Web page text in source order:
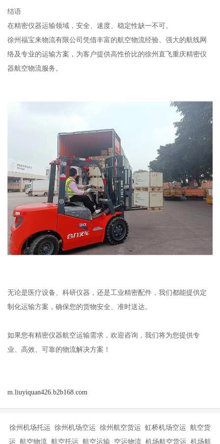
结语
在精密仪器运输领域，安全、速度、稳定性缺一不可。
徐州福宝来物流有限公司凭借丰富的航空物流经验、强大的航线网
络及专业的运输方案，为客户提供高性价比的徐州直飞重庆精密仪
器航空物流服务。
无论是医疗设备、科研仪器，还是工业精密配件，我们都能提供定
制化运输方案，确保您的货物安全、准时送达。
如果您有精密仪器航空运输需求，欢迎咨询，我们将为您提供专
业、高效、可靠的物流解决方案！
m.liuyiquan426.b2b168.com
徐州机场托运 徐州机场空运 徐州航空货运 虹桥机场空运 航空货
运 航空物流 航空托运 航空运输 空运物流 机场航空货运 机场航